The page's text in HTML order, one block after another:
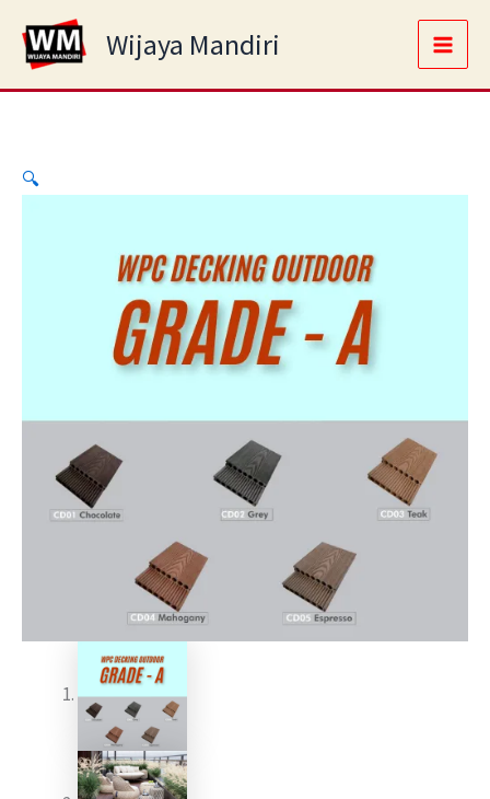
content
Wijaya Mandiri
Main
🔍
Decking
Outdoor
Lantai
Kayu